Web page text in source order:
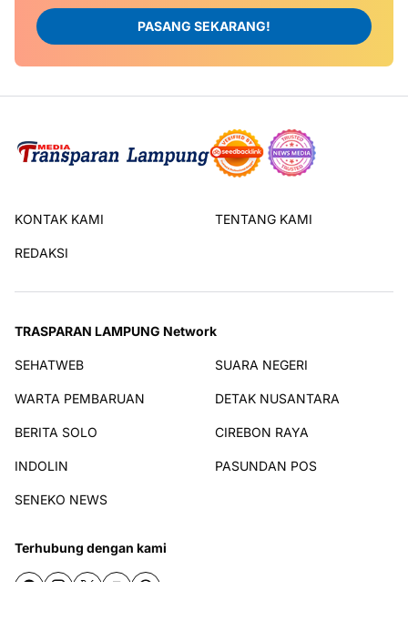
PASANG SEKARANG!
KONTAK KAMI TENTANG KAMI
REDAKSI
TRASPARAN LAMPUNG Network
SEHATWEB SUARA NEGERI
WARTA PEMBARUAN DETAK NUSANTARA
BERITA SOLO CIREBON RAYA
INDOLIN PASUNDAN POS
SENEKO NEWS
Terhubung dengan kami